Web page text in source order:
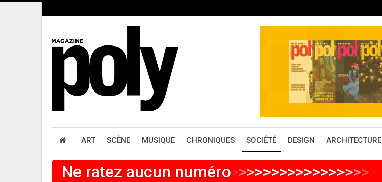
ART SCÈNE MUSIQUE CHRONIQUES SOCIÉTÉ DESIGN ARCHITECTURE
Ne ratez aucun numéro >>>>>>>>>>>>>>>>>